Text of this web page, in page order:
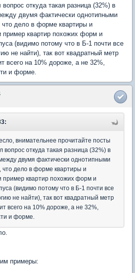
откуда такая разница (32%) в
двумя фактически однотипными
что дело в форме квартиры и
пример квартир похожих форм и
(видимо потому что в Б-1 почти все
не найти), так вот квадратный метр
всего на 10% дороже, а не 32%,
и форме.
внимательнее прочитайте посты
откуда такая разница (32%) в
двумя фактически однотипными
что дело в форме квартиры и
пример квартир похожих форм и
(видимо потому что в Б-1 почти все
не найти), так вот квадратный метр
всего на 10% дороже, а не 32%,
и форме.
примеры: